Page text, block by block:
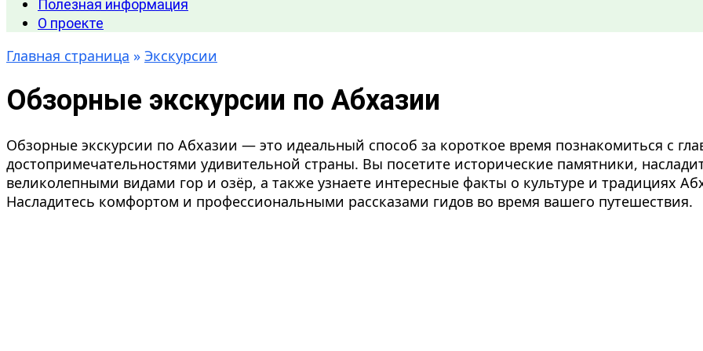
Полезная информация
О проекте
Главная страница » Экскурсии
Обзорные экскурсии по Абхазии
Обзорные экскурсии по Абхазии — это идеальный способ за короткое время познакомиться с
достопримечательностями удивительной страны. Вы посетите исторические памятники,
великолепными видами гор и озёр, а также узнаете интересные факты о культуре и традициях
Насладитесь комфортом и профессиональными рассказами гидов во время вашего путешествия.